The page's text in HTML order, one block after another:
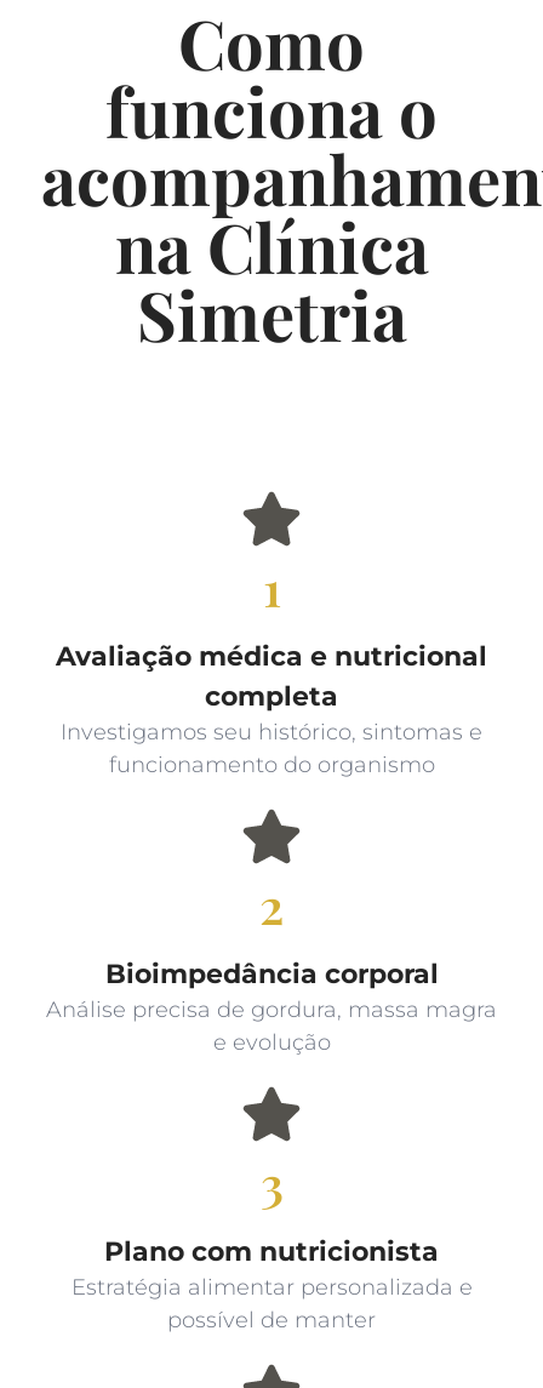
Como
funciona o
na Clínica
Simetria
1
Avaliação médica e nutricional
completa
Investigamos seu histórico, sintomas e
funcionamento do organismo
2
Bioimpedância corporal
Análise precisa de gordura, massa magra
e evolução
3
Plano com nutricionista
Estratégia alimentar personalizada e
possível de manter